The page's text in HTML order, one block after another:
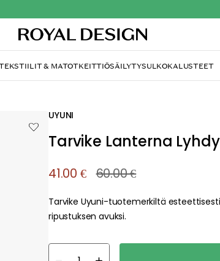
& MATOTKEITTIÖSÄILYTYSULKOKALUSTEET
UYUNI
Tarvike Lanterna
41.00 € 60.00 €
Tarvike Uyuni-tuotemerkiltä
ripustuksen avuksi.